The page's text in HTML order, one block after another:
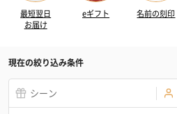
最短翌日
お届け
eギフト 名前の刻印
現在の絞り込み条件
シーン